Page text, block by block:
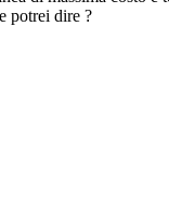
potrei dire ?